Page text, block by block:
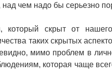
чем надо бы серьезно
который скрыт от
таких скрытых
мимо проблем в
которая чаще